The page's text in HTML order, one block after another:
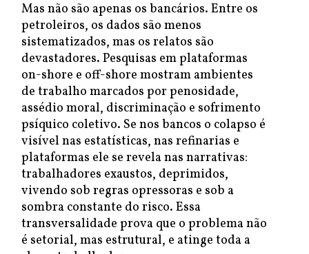
Mas não são apenas os bancários. Entre os
petroleiros, os dados são menos
sistematizados, mas os relatos são
devastadores. Pesquisas em plataformas
on-shore e off-shore mostram ambientes
de trabalho marcados por penosidade,
assédio moral, discriminação e sofrimento
psíquico coletivo. Se nos bancos o colapso é
visível nas estatísticas, nas refinarias e
plataformas ele se revela nas narrativas:
trabalhadores exaustos, deprimidos,
vivendo sob regras opressoras e sob a
sombra constante do risco. Essa
transversalidade prova que o problema não
é setorial, mas estrutural, e atinge toda a